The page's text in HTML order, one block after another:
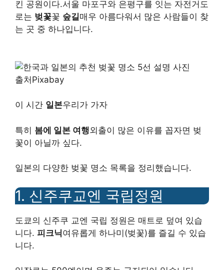
킨 공원이다.서울 마포구와 은평구를 잇는 자전거도
로는 벚꽃꽃 숲길매우 아름다워서 많은 사람들이 찾
는 곳 중 하나입니다.
출처Pixabay
이 시간 일본우리가 가자
특히 봄에 일본 여행외출이 많은 이유를 꼽자면 벚
꽃이 아닐까 싶다.
일본의 다양한 벚꽃 명소 목록을 정리했습니다.
1. 신주쿠교엔 국립정원
도쿄의 신주쿠 교엔 국립 정원은 매트로 덮여 있습
니다. 피크닉여유롭게 하나미(벚꽃)를 즐길 수 있습
니다.